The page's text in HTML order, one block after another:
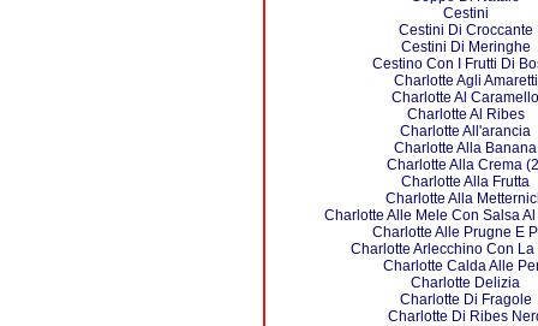
Cestini
Cestini Di Croccante
Cestini Di Meringhe
Cestino Con I Frutti Di
Charlotte Agli Amaretti
Charlotte Al Caramello
Charlotte Al Ribes
Charlotte All'arancia
Charlotte Alla Banana
Charlotte Alla Crema
Charlotte Alla Frutta
Charlotte Alla
Charlotte Alle Mele Con Salsa
Charlotte Alle Prugne E
Charlotte Arlecchino Con La
Charlotte Calda Alle
Charlotte Delizia
Charlotte Di Fragole
Charlotte Di Ribes